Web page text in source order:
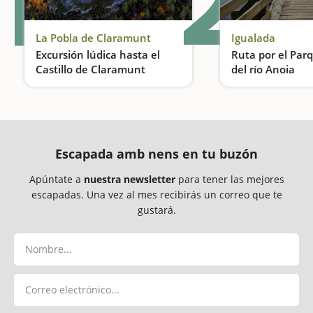
La Pobla de Claramunt
Excursión lúdica hasta el
Castillo de Claramunt
Un recoorido lúdico y un camino lleno de sorpresas
Igualada
Ruta por el
del río Anoia
Un paseo con
Escapada amb nens en tu buzón
Apúntate a nuestra newsletterpara tener las mejores
escapadas. Una vez al mes recibirás un correo que te
gustará.